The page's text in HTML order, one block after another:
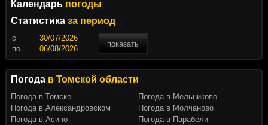
Календарь погоды
Статистика за период
c
показать
по
Погода в Томской области
Погода в Томске
Погода в Александровском
Погода в Асино
Погода в Мельниково
Погода в Молчаново
Погода в Парабели